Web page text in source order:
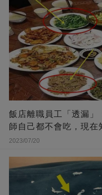
飯店離職員工「透漏」
師自己都不會吃，現在
2023/07/20